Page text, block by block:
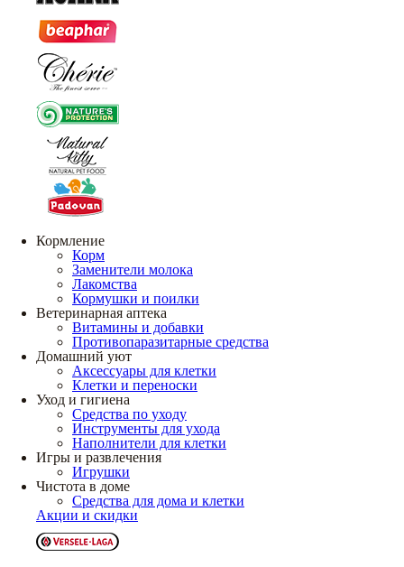
Кормление
Корм
Заменители молока
Лакомства
Кормушки и поилки
Ветеринарная аптека
Витамины и добавки
Противопаразитарные средства
Домашний уют
Аксессуары для клетки
Клетки и переноски
Уход и гигиена
Средства по уходу
Инструменты для ухода
Наполнители для клетки
Игры и развлечения
Игрушки
Чистота в доме
Средства для дома и клетки
Акции и скидки